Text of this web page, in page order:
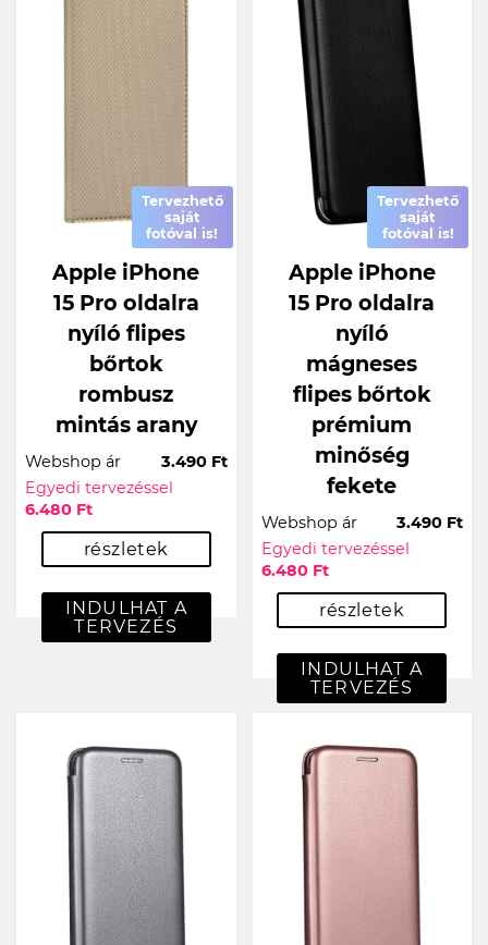
Tervezhető
saját
fotóval is!
Apple iPhone
15 Pro oldalra
nyíló flipes
bőrtok
rombusz
mintás arany
Webshop ár
3.490 Ft
Egyedi tervezéssel
6.480 Ft
részletek
INDULHAT A
TERVEZÉS
Tervezhető
saját
fotóval is!
Apple iPhone
15 Pro oldalra
nyíló
mágneses
flipes bőrtok
prémium
minőség
fekete
Webshop ár
3.490 Ft
Egyedi tervezéssel
6.480 Ft
részletek
INDULHAT A
TERVEZÉS